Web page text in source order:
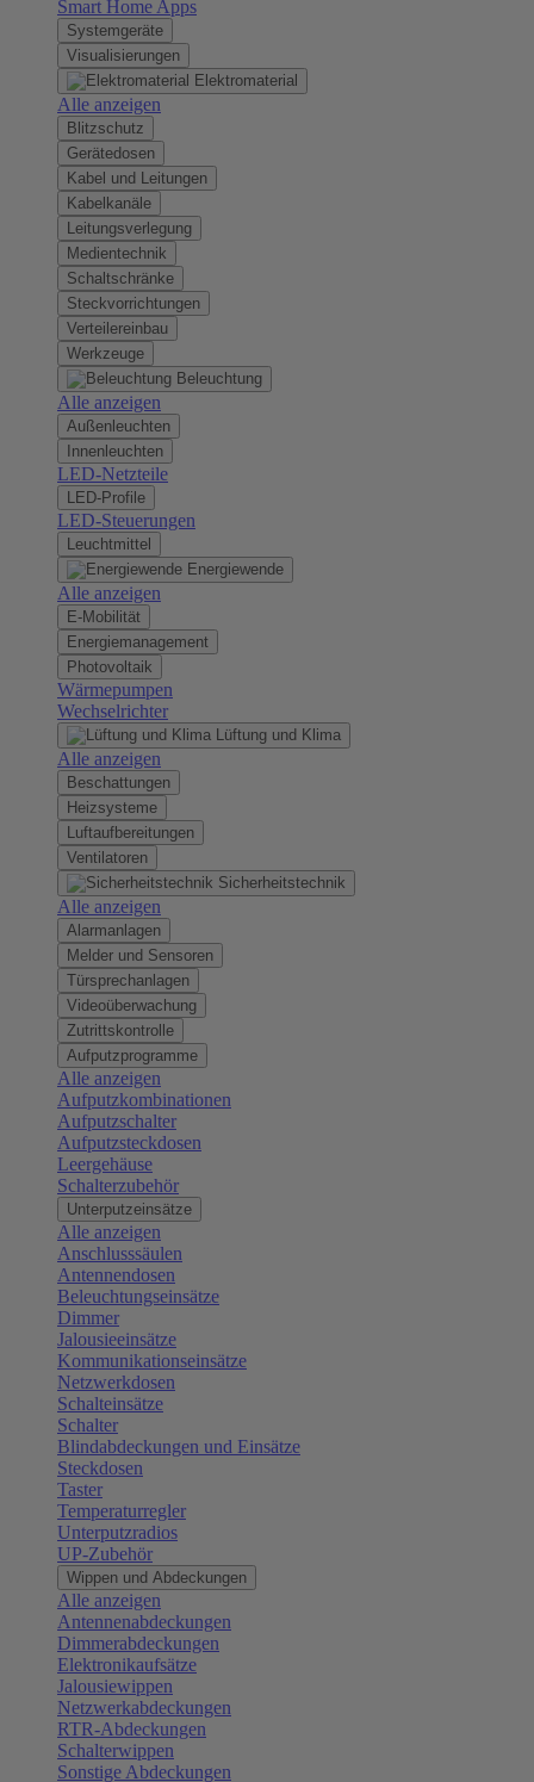
Smart Home Apps
Systemgeräte
Visualisierungen
Elektromaterial
Alle anzeigen
Blitzschutz
Gerätedosen
Kabel und Leitungen
Kabelkanäle
Leitungsverlegung
Medientechnik
Schaltschränke
Steckvorrichtungen
Verteilereinbau
Werkzeuge
Beleuchtung
Alle anzeigen
Außenleuchten
Innenleuchten
LED-Netzteile
LED-Profile
LED-Steuerungen
Leuchtmittel
Energiewende
Alle anzeigen
E-Mobilität
Energiemanagement
Photovoltaik
Wärmepumpen
Wechselrichter
Lüftung und Klima
Alle anzeigen
Beschattungen
Heizsysteme
Luftaufbereitungen
Ventilatoren
Sicherheitstechnik
Alle anzeigen
Alarmanlagen
Melder und Sensoren
Türsprechanlagen
Videoüberwachung
Zutrittskontrolle
Aufputzprogramme
Alle anzeigen
Aufputzkombinationen
Aufputzschalter
Aufputzsteckdosen
Leergehäuse
Schalterzubehör
Unterputzeinsätze
Alle anzeigen
Anschlusssäulen
Antennendosen
Beleuchtungseinsätze
Dimmer
Jalousieeinsätze
Kommunikationseinsätze
Netzwerkdosen
Schalteinsätze
Schalter
Blindabdeckungen und Einsätze
Steckdosen
Taster
Temperaturregler
Unterputzradios
UP-Zubehör
Wippen und Abdeckungen
Alle anzeigen
Antennenabdeckungen
Dimmerabdeckungen
Elektronikaufsätze
Jalousiewippen
Netzwerkabdeckungen
RTR-Abdeckungen
Schalterwippen
Sonstige Abdeckungen